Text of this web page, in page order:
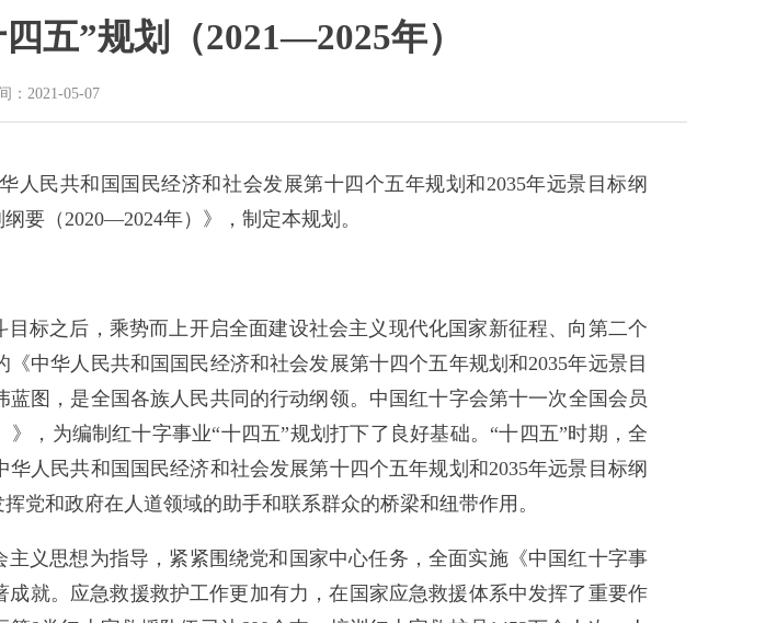
五”规划（2021—2025年）
：2021-05-07
人民共和国国民经济和社会发展第十四个五年规划和2035年远景目标纲
要（2020—2024年）》，制定本规划。
标之后，乘势而上开启全面建设社会主义现代化国家新征程、向第二个
中华人民共和国国民经济和社会发展第十四个五年规划和2035年远景目
图，是全国各族人民共同的行动纲领。中国红十字会第十一次全国会员
，为编制红十字事业“十四五”规划打下了良好基础。“十四五”时期，全
人民共和国国民经济和社会发展第十四个五年规划和2035年远景目标纲
党和政府在人道领域的助手和联系群众的桥梁和纽带作用。
义思想为指导，紧紧围绕党和国家中心任务，全面实施《中国红十字事
就。应急救援救护工作更加有力，在国家应急救援体系中发挥了重要作